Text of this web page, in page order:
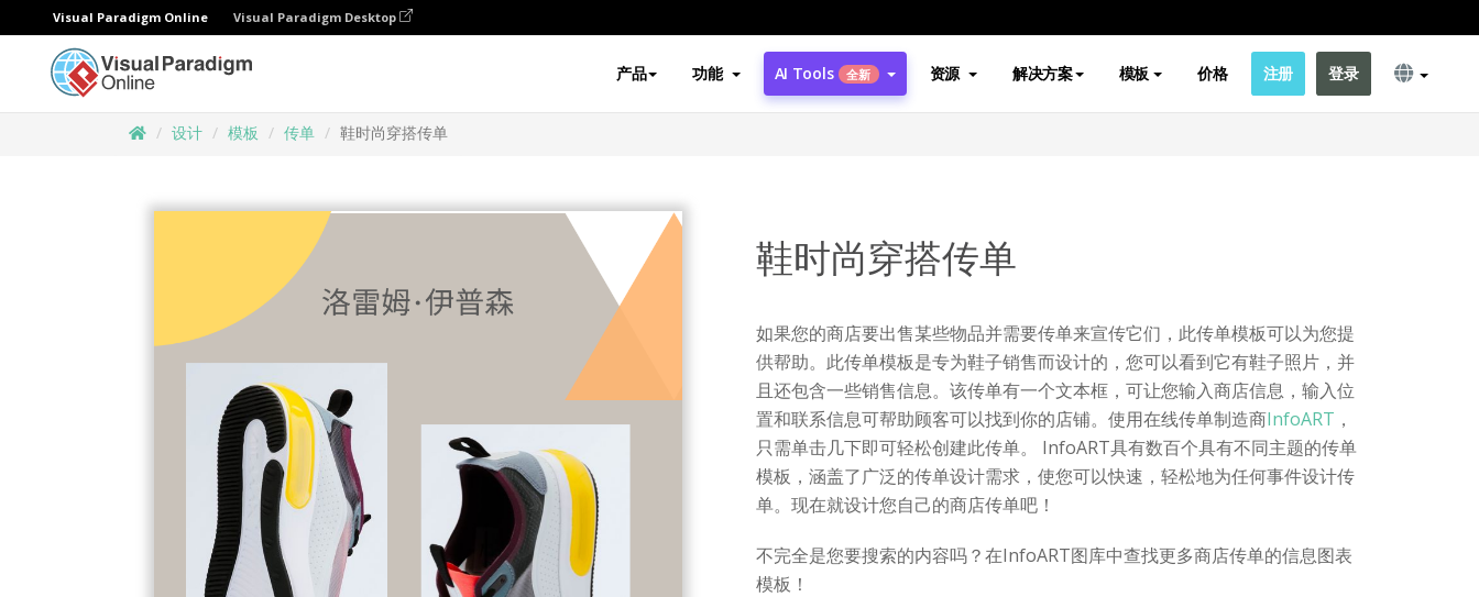
Visual Paradigm Online Visual Paradigm Desktop
产品 功能 AI Tools 全新 资源 解决方案 模板 价格 注册 登录
设计 模板 传单 鞋时尚穿搭传单
鞋时尚穿搭传单
如果您的商店要出售某些物品并需要传单来宣传它们，此传单模板可以为您提
供帮助。此传单模板是专为鞋子销售而设计的，您可以看到它有鞋子照片，并
且还包含一些销售信息。该传单有一个文本框，可让您输入商店信息，输入位
置和联系信息可帮助顾客可以找到你的店铺。使用在线传单制造商InfoART ，
只需单击几下即可轻松创建此传单。 InfoART具有数百个具有不同主题的传单
模板，涵盖了广泛的传单设计需求，使您可以快速，轻松地为任何事件设计传
单。现在就设计您自己的商店传单吧！
不完全是您要搜索的内容吗？在InfoART图库中查找更多商店传单的信息图表
模板！